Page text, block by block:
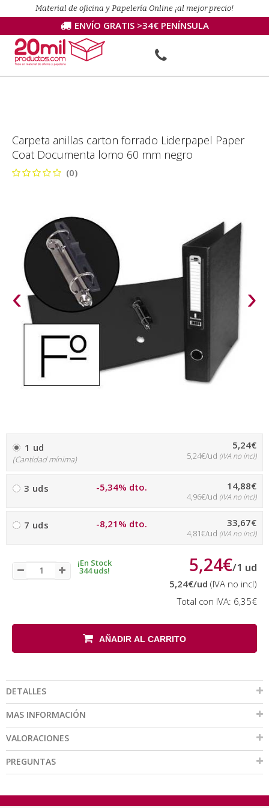
Material de oficina y Papelería Online ¡al mejor precio!
ENVÍO GRATIS >34€ PENÍNSULA
Carpeta anillas carton forrado Liderpapel Paper
Coat Documenta lomo 60 mm negro
(0)
‹ ›
1 ud
(Cantidad mínima)
5,24€
5,24€/ud (IVA no incl)
3 uds -5,34% dto. 14,88€
4,96€/ud (IVA no incl)
7 uds -8,21% dto. 33,67€
4,81€/ud (IVA no incl)
¡En Stock
344 uds! 5,24€/1 ud
5,24€/ud (IVA no incl)
Total con IVA: 6,35€
AÑADIR AL CARRITO
DETALLES
MAS INFORMACIÓN
VALORACIONES
PREGUNTAS